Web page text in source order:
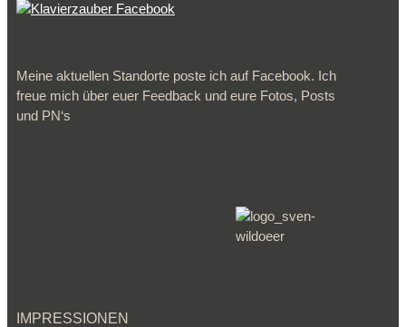
Meine aktuellen Standorte poste ich auf Facebook. Ich
freue mich über euer Feedback und eure Fotos, Posts
und PN‘s
IMPRESSIONEN